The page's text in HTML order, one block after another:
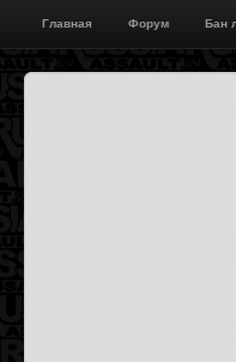
Главная Форум Бан